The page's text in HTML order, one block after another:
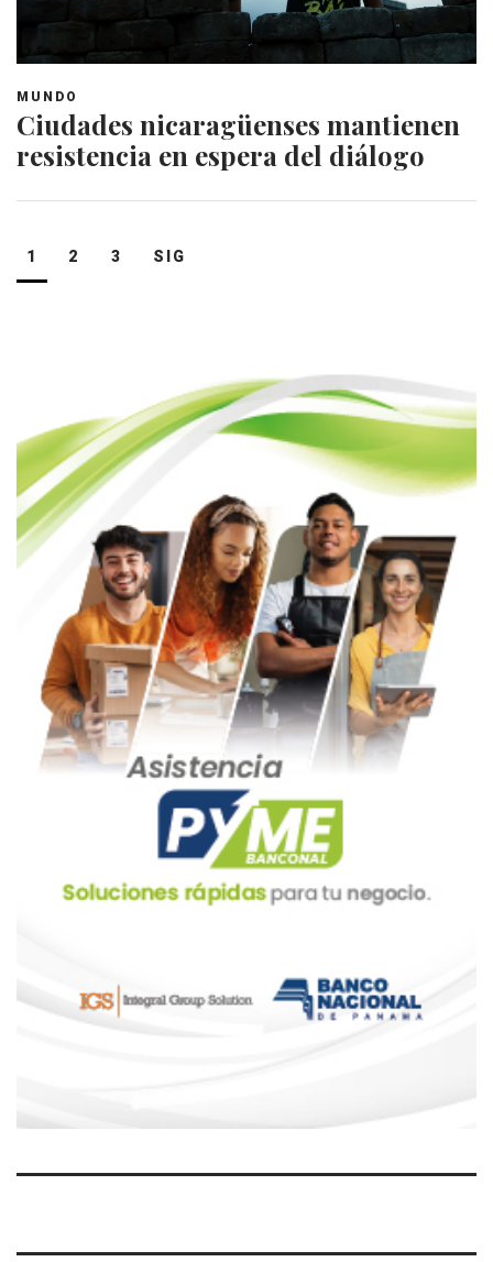
MUNDO
Ciudades nicaragüenses mantienen
resistencia en espera del diálogo
Navegación
de
1 2 3 SIG